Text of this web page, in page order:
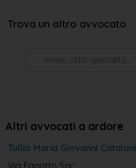
Trova un altro avvocato
Altri avvocati a ardore
Tullio Maria Giovanni Catalani